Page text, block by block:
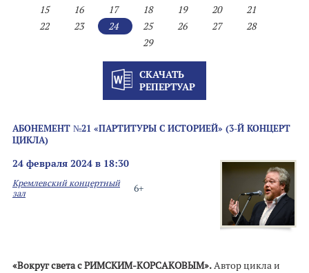
15
16 17 18 19 20
21
22
23 24 25 26 27
28
29
СКАЧАТЬ
РЕПЕРТУАР
АБОНЕМЕНТ №21 «ПАРТИТУРЫ С ИСТОРИЕЙ» (3-Й КОНЦЕРТ
ЦИКЛА)
24 февраля 2024 в 18:30
6+
Кремлевский концертный
зал
«Вокруг света с РИМСКИМ-КОРСАКОВЫМ».Автор цикла и